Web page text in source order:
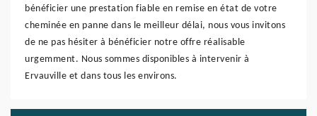
bénéficier une prestation fiable en remise en état de votre
cheminée en panne dans le meilleur délai, nous vous invitons
de ne pas hésiter à bénéficier notre offre réalisable
urgemment. Nous sommes disponibles à intervenir à
Ervauville et dans tous les environs.